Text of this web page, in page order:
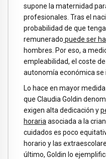
supone la maternidad
profesionales. Tras el
probabilidad de que
remunerado puede ser
hombres. Por eso, a
empleabilidad, el coste
autonomía económica se
Lo hace en mayor
que Claudia Goldin
exigen alta dedicación y
horaria asociada a la
cuidados es poco
horario y las
último, Goldin lo